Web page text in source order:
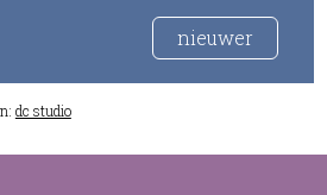
nieuwer
dc studio